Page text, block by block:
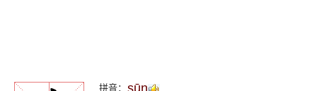
拼音： sūn